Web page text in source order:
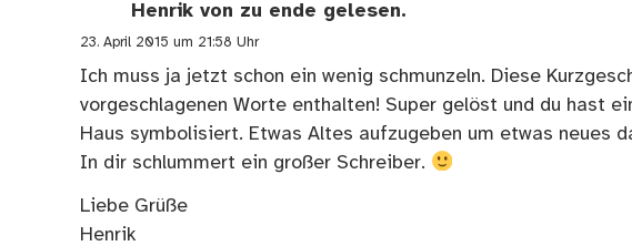
Henrik von zu ende gelesen.
23. April 2015 um 21:58 Uhr
Ich muss ja jetzt schon ein wenig schmunzeln. Diese
vorgeschlagenen Worte enthalten! Super gelöst und du hast
Haus symbolisiert. Etwas Altes aufzugeben um etwas neues
In dir schlummert ein großer Schreiber.
Liebe Grüße
Henrik